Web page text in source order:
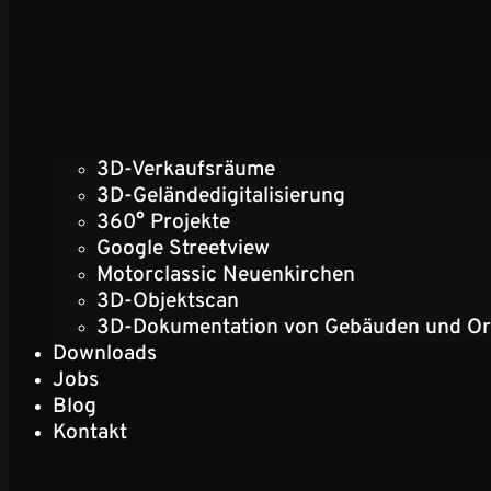
3D-Verkaufsräume
3D-Geländedigitalisierung
360° Projekte
Google Streetview
Motorclassic Neuenkirchen
3D-Objektscan
3D-Dokumentation von Gebäuden und
Downloads
Jobs
Blog
Kontakt